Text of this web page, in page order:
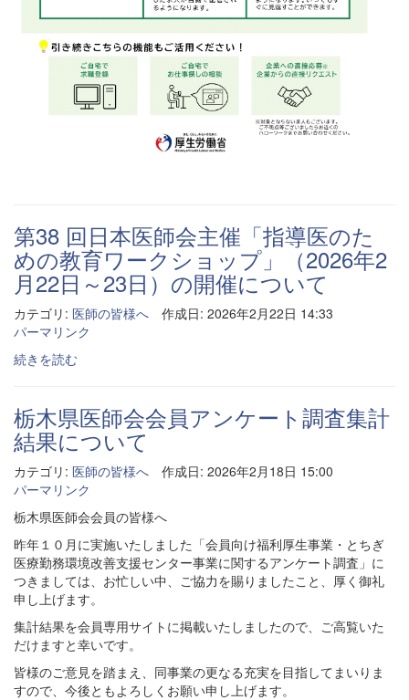
第38 回日本医師会主催「指導医のた
めの教育ワークショップ」（2026年2
月22日～23日）の開催について
カテゴリ: 医師の皆様へ
作成日: 2026年2月22日 14:33
パーマリンク
続きを読む
栃木県医師会会員アンケート調査集計
結果について
カテゴリ: 医師の皆様へ
作成日: 2026年2月18日 15:00
パーマリンク
栃木県医師会会員の皆様へ
昨年１０月に実施いたしました「会員向け福利厚生事業・とちぎ
医療勤務環境改善支援センター事業に関するアンケート調査」に
つきましては、お忙しい中、ご協力を賜りましたこと、厚く御礼
申し上げます。
集計結果を会員専用サイトに掲載いたしましたので、ご高覧いた
だけますと幸いです。
皆様のご意見を踏まえ、同事業の更なる充実を目指してまいりま
すので、今後ともよろしくお願い申し上げます。